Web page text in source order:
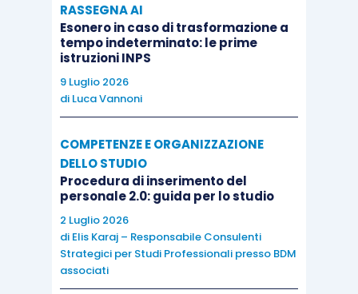
RASSEGNA AI
Esonero in caso di trasformazione a
tempo indeterminato: le prime
istruzioni INPS
9 Luglio 2026
di Luca Vannoni
COMPETENZE E ORGANIZZAZIONE
DELLO STUDIO
Procedura di inserimento del
personale 2.0: guida per lo studio
2 Luglio 2026
di Elis Karaj – Responsabile Consulenti
Strategici per Studi Professionali presso BDM
associati